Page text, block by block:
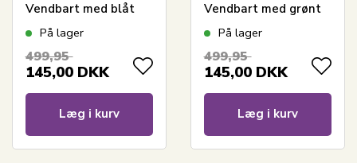
Vendbart med blåt
harlequin design
På lager
499,95
145,00 DKK
Læg i kurv
Vendbart med grønt
harlequin design
På lager
499,95
145,00 DKK
Læg i kurv